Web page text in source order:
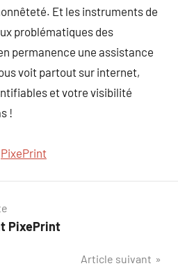
Et les instruments de
problématiques des
permanence une assistance
voit partout sur internet,
et votre visibilité
!
PixePrint
PixePrint
Article suivant